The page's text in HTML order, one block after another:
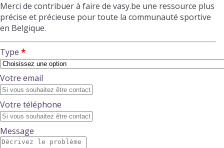
Merci de contribuer à faire de vasy.be une ressource plus
précise et précieuse pour toute la communauté sportive
en Belgique.
Type
Votre email
Votre téléphone
Message